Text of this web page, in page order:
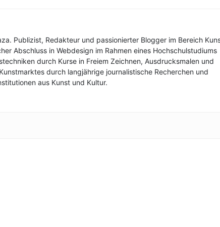
Publizist, Redakteur und passionierter Blogger im Bereich
Abschluss in Webdesign im Rahmen eines Hochschulstudiums
durch Kurse in Freiem Zeichnen, Ausdrucksmalen und
durch langjährige journalistische Recherchen und
aus Kunst und Kultur.